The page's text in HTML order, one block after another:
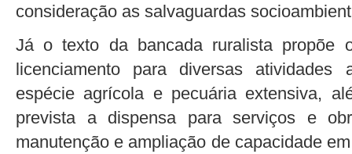
consideração as salvaguardas
Já o texto da bancada ruralista propõe
licenciamento para diversas atividades
espécie agrícola e pecuária extensiva,
prevista a dispensa para serviços e
manutenção e ampliação de capacidade